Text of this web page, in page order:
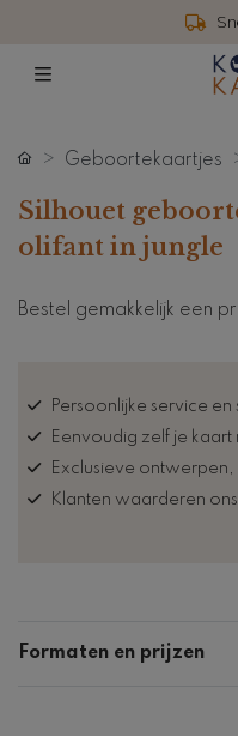
Geboortekaartjes
Silhouet
olifant in jungle
Bestel gemakkelijk een
Persoonlijke service en
Eenvoudig zelf je kaart
Exclusieve
Klanten waarderen
Formaten en prijzen